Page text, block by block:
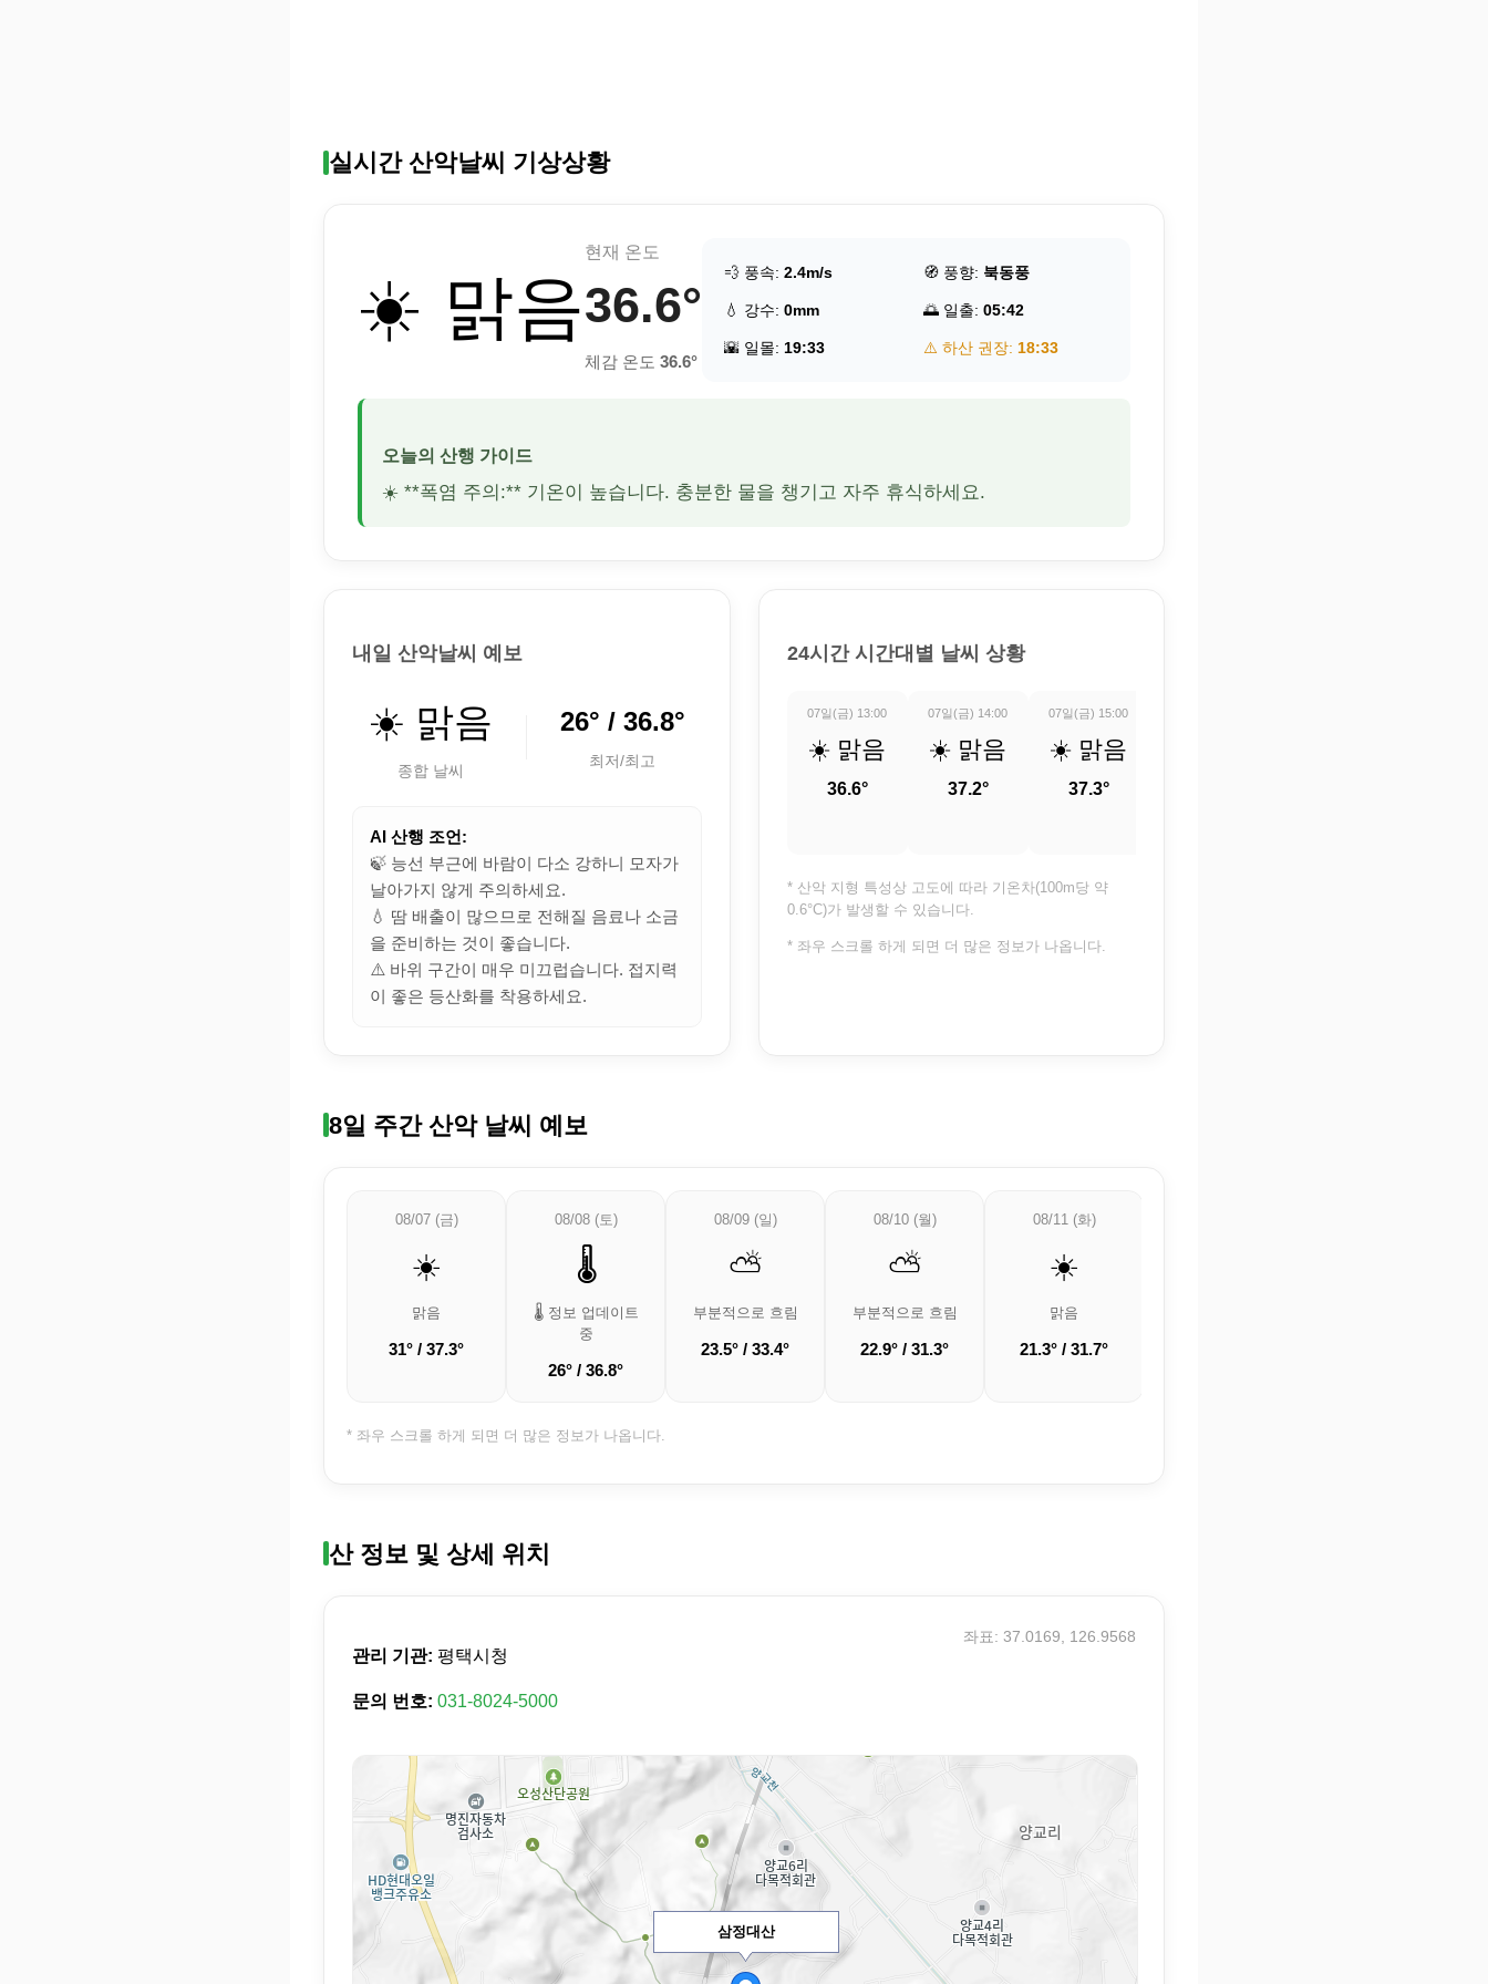
실시간 산악날씨 기상상황
☀️ 맑음
현재 온도
36.6°
체감 온도 36.6°
💨 풍속: 2.4m/s 🧭 풍향: 북동풍
💧 강수: 0mm 🌅 일출: 05:42
🌇 일몰: 19:33 ⚠️ 하산 권장: 18:33
오늘의 산행 가이드
☀️ **폭염 주의:** 기온이 높습니다. 충분한 물을 챙기고 자주 휴식하세요.
내일 산악날씨 예보
☀️ 맑음
종합 날씨
26° / 36.8°
최저/최고
AI 산행 조언:
🍃 능선 부근에 바람이 다소 강하니 모자가
날아가지 않게 주의하세요.
💧 땀 배출이 많으므로 전해질 음료나 소금
을 준비하는 것이 좋습니다.
⚠️ 바위 구간이 매우 미끄럽습니다. 접지력
이 좋은 등산화를 착용하세요.
24시간 시간대별 날씨 상황
07일(금) 13:00
☀️ 맑음
36.6°
07일(금) 14:00
☀️ 맑음
37.2°
07일(금) 15:00
☀️ 맑음
37.3°
* 산악 지형 특성상 고도에 따라 기온차(100m당 약
0.6°C)가 발생할 수 있습니다.
* 좌우 스크롤 하게 되면 더 많은 정보가 나옵니다.
8일 주간 산악 날씨 예보
08/07 (금)
☀️
맑음
31° / 37.3°
08/08 (토)
🌡️
🌡️ 정보 업데이트
중
26° / 36.8°
08/09 (일)
⛅
부분적으로 흐림
23.5° / 33.4°
08/10 (월)
⛅
부분적으로 흐림
22.9° / 31.3°
08/11 (화)
☀️
맑음
21.3° / 31.7°
* 좌우 스크롤 하게 되면 더 많은 정보가 나옵니다.
산 정보 및 상세 위치
관리 기관: 평택시청
문의 번호: 031-8024-5000
좌표: 37.0169, 126.9568
삼정대산